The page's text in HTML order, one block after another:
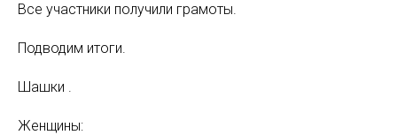
Все участники получили грамоты.
Подводим итоги.
Шашки .
Женщины: